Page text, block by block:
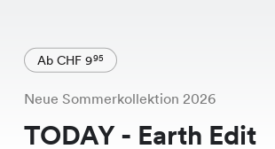
Ab CHF 995
Neue Sommerkollektion 2026
TODAY - Earth Edit